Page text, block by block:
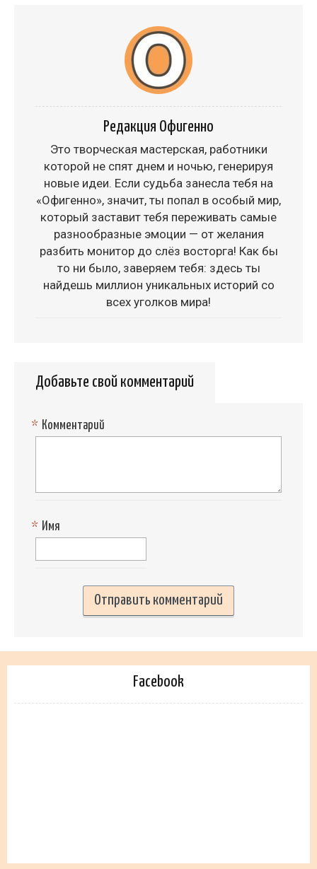
Редакция Офигенно
Это творческая мастерская, работники
которой не спят днем и ночью, генерируя
новые идеи. Если судьба занесла тебя на
«Офигенно», значит, ты попал в особый мир,
который заставит тебя переживать самые
разнообразные эмоции — от желания
разбить монитор до слёз восторга! Как бы
то ни было, заверяем тебя: здесь ты
найдешь миллион уникальных историй со
всех уголков мира!
Добавьте свой комментарий
Комментарий
*
Имя
*
Facebook